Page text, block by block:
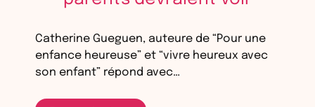
Catherine Gueguen, auteure de “Pour une
enfance heureuse” et “vivre heureux avec
son enfant” répond avec…